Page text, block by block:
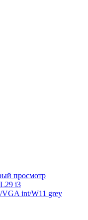
просмотр
i3
VGA int/W11 grey